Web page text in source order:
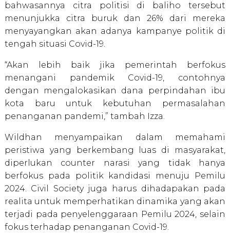
bahwasannya citra politisi di baliho tersebut
menunjukka citra buruk dan 26% dari mereka
menyayangkan akan adanya kampanye politik di
tengah situasi Covid-19.
“Akan lebih baik jika pemerintah berfokus
menangani pandemik Covid-19, contohnya
dengan mengalokasikan dana perpindahan ibu
kota baru untuk kebutuhan permasalahan
penanganan pandemi,” tambah Izza.
Wildhan menyampaikan dalam memahami
peristiwa yang berkembang luas di masyarakat,
diperlukan counter narasi yang tidak hanya
berfokus pada politik kandidasi menuju Pemilu
2024. Civil Society juga harus dihadapakan pada
realita untuk memperhatikan dinamika yang akan
terjadi pada penyelenggaraan Pemilu 2024, selain
fokus terhadap penanganan Covid-19.